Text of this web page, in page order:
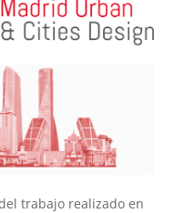
trabajo realizado en